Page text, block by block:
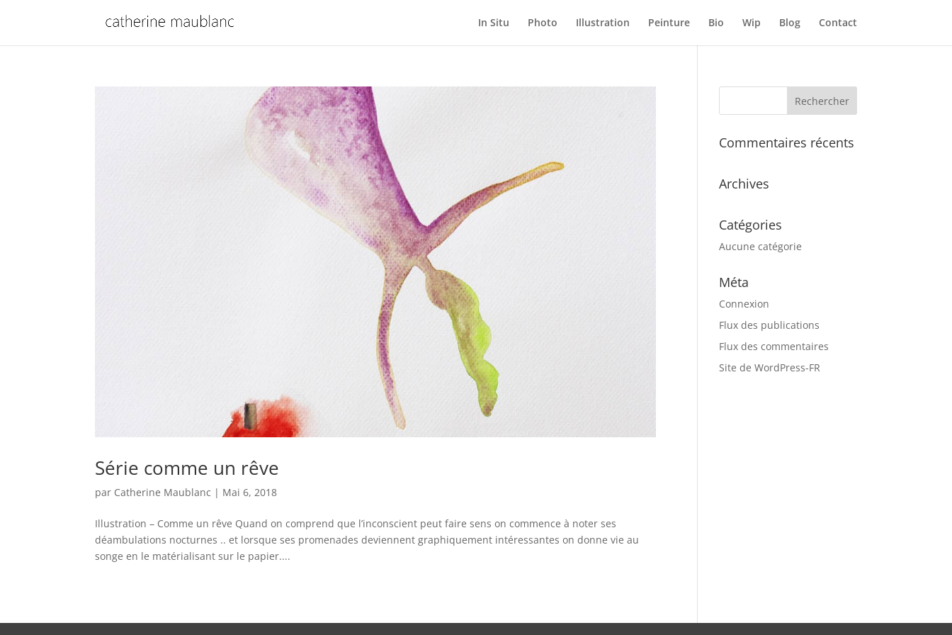
In Situ Photo Illustration Peinture Bio Wip Blog Contact
Série comme un rêve
par Catherine Maublanc | Mai 6, 2018
Illustration – Comme un rêve Quand on comprend que l’inconscient peut faire sens on commence à noter ses
déambulations nocturnes .. et lorsque ses promenades deviennent graphiquement intéressantes on donne vie au
songe en le matérialisant sur le papier....
Commentaires récents
Archives
Catégories
Aucune catégorie
Méta
Connexion
Flux des publications
Flux des commentaires
Site de WordPress-FR